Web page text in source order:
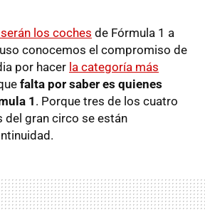
los coches de Fórmula 1 a
conocemos el compromiso de
por hacer la categoría más
falta por saber es quienes
1 . Porque tres de los cuatro
del gran circo se están